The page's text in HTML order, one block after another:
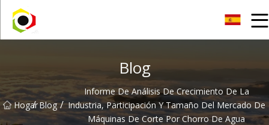
Blog
Hogar
/ Blog /
Informe De Análisis De Crecimiento De La
Industria, Participación Y Tamaño Del Mercado De
Máquinas De Corte Por Chorro De Agua